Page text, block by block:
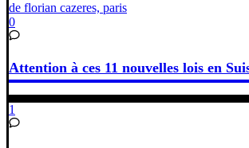
de florian cazeres, paris
0
Attention à ces 11 nouvelles lois en
1